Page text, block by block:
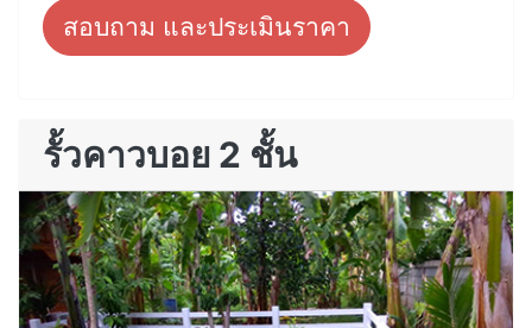
สอบถาม และประเมินราคา
รั้วคาวบอย 2 ชั้น